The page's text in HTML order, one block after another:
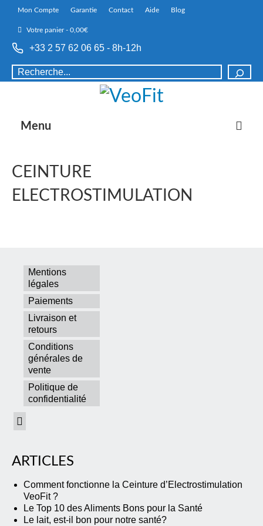
Mon Compte Garantie Contact Aide Blog
Votre panier- 0,00€
+33 2 57 62 06 65 - 8h-12h
Rechercher
Menu
CEINTURE
ELECTROSTIMULATION
Mentions
légales
Paiements
Livraison et
retours
Conditions
générales de
vente
Politique de
confidentialité
ARTICLES
Comment fonctionne la Ceinture d’Electrostimulation
VeoFit ?
Le Top 10 des Aliments Bons pour la Santé
Le lait, est-il bon pour notre santé?